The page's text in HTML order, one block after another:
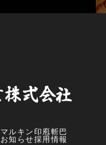
マルキン印 庖斬巴
お知らせ採用情報